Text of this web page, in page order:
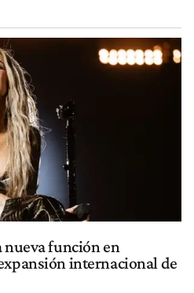
función en
internacional de